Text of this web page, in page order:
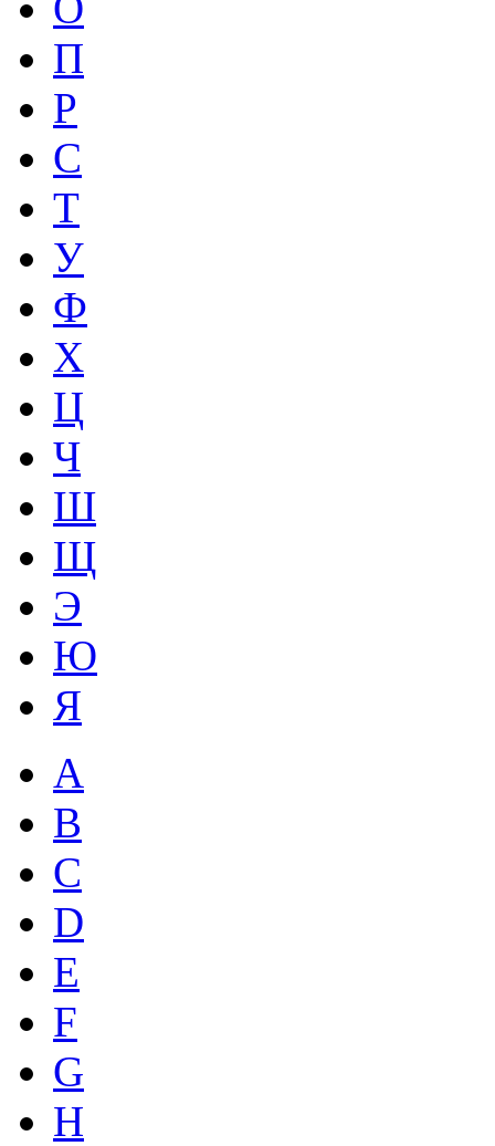
П
Р
С
Т
У
Ф
Х
Ц
Ч
Ш
Щ
Э
Ю
Я
A
B
C
D
E
F
G
H